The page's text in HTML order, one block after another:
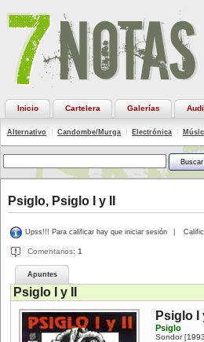
Inicio Cartelera Galerías
Alternativo Candombe/Murga Electrónica
Psiglo, Psiglo I y II
Upss!!! Para calificar hay que iniciar sesión
Comentarios: 1
Apuntes
Psiglo I y II
Psiglo I
Psiglo
Sondor[1993